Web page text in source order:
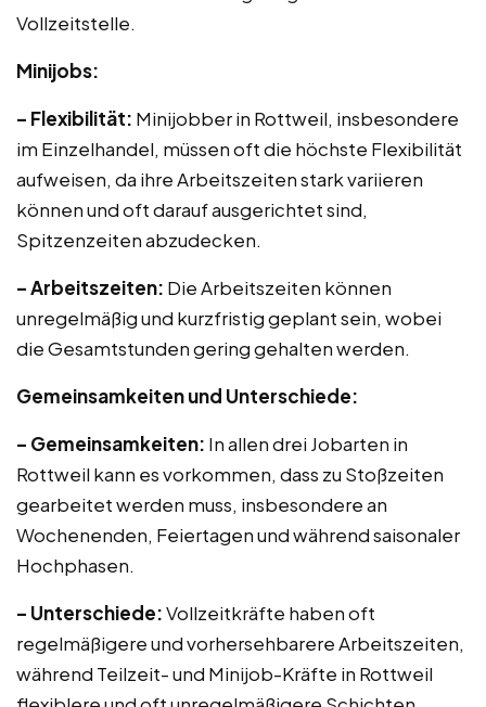
Vollzeitstelle.
Minijobs:
– Flexibilität: Minijobber in Rottweil, insbesondere
im Einzelhandel, müssen oft die höchste Flexibilität
aufweisen, da ihre Arbeitszeiten stark variieren
können und oft darauf ausgerichtet sind,
Spitzenzeiten abzudecken.
– Arbeitszeiten: Die Arbeitszeiten können
unregelmäßig und kurzfristig geplant sein, wobei
die Gesamtstunden gering gehalten werden.
Gemeinsamkeiten und Unterschiede:
– Gemeinsamkeiten: In allen drei Jobarten in
Rottweil kann es vorkommen, dass zu Stoßzeiten
gearbeitet werden muss, insbesondere an
Wochenenden, Feiertagen und während saisonaler
Hochphasen.
– Unterschiede:Vollzeitkräfte haben oft
regelmäßigere und vorhersehbarere Arbeitszeiten,
während Teilzeit- und Minijob-Kräfte in Rottweil